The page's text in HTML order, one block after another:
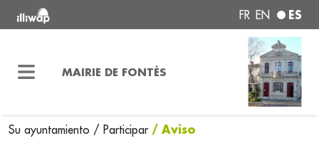
FR EN ES
MAIRIE DE FONTÈS
Su ayuntamiento / Participar / Aviso